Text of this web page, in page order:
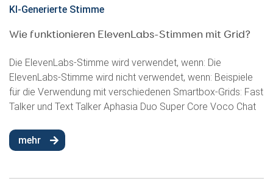
KI-Generierte Stimme
Wie funktionieren ElevenLabs-Stimmen mit Grid?
Die ElevenLabs-Stimme wird verwendet, wenn: Die
ElevenLabs-Stimme wird nicht verwendet, wenn: Beispiele
für die Verwendung mit verschiedenen Smartbox-Grids: Fast
Talker und Text Talker Aphasia Duo Super Core Voco Chat
mehr